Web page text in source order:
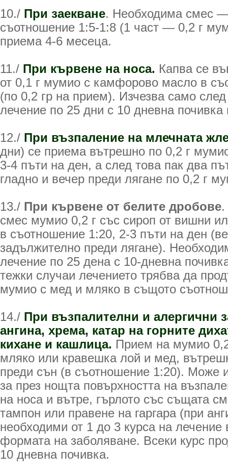
10./ При заекване. Необходима смес
съотношение 1:5-1:8 (1 част — 0,2 г
приема 4-6 месеца.
11./ При кървене на носа. Капва се
от 0,1 г мумио с камфорово масло в
(по 0,2 гр на прием). Изчезва само
лечение по 25 дни с 10 дневна
12./ При възпаление на млечната
дни) се приема вътрешно по 0,2 г
3-4 пъти на ден, а след това пак два
гладно и вечер преди лягане по 0,2 г
13./ При кървене от белите дробове
смес мумио 0,2 г със сироп от вишни
в съотношение 1:20, 2-3 пъти на ден
задължително преди лягане).
лечение по 25 дена с 10-дневна
тежки случаи лечението трябва да
мумио с мед и мляко в същото
14./ При възпалителни и алергични
ангина, хрема, катар на горните
кихане и кашлица. Прием на мумио
мляко или кравешка лой и мед,
преди сън (в съотношение 1:20). Може
за през нощта повърхността на
на носа и вътре, гърлото със същата
тампон или правене на гаргара (при
необходими от 1 до 3 курса на лечение
формата на заболяване. Всеки курс
10 дневна почивка.